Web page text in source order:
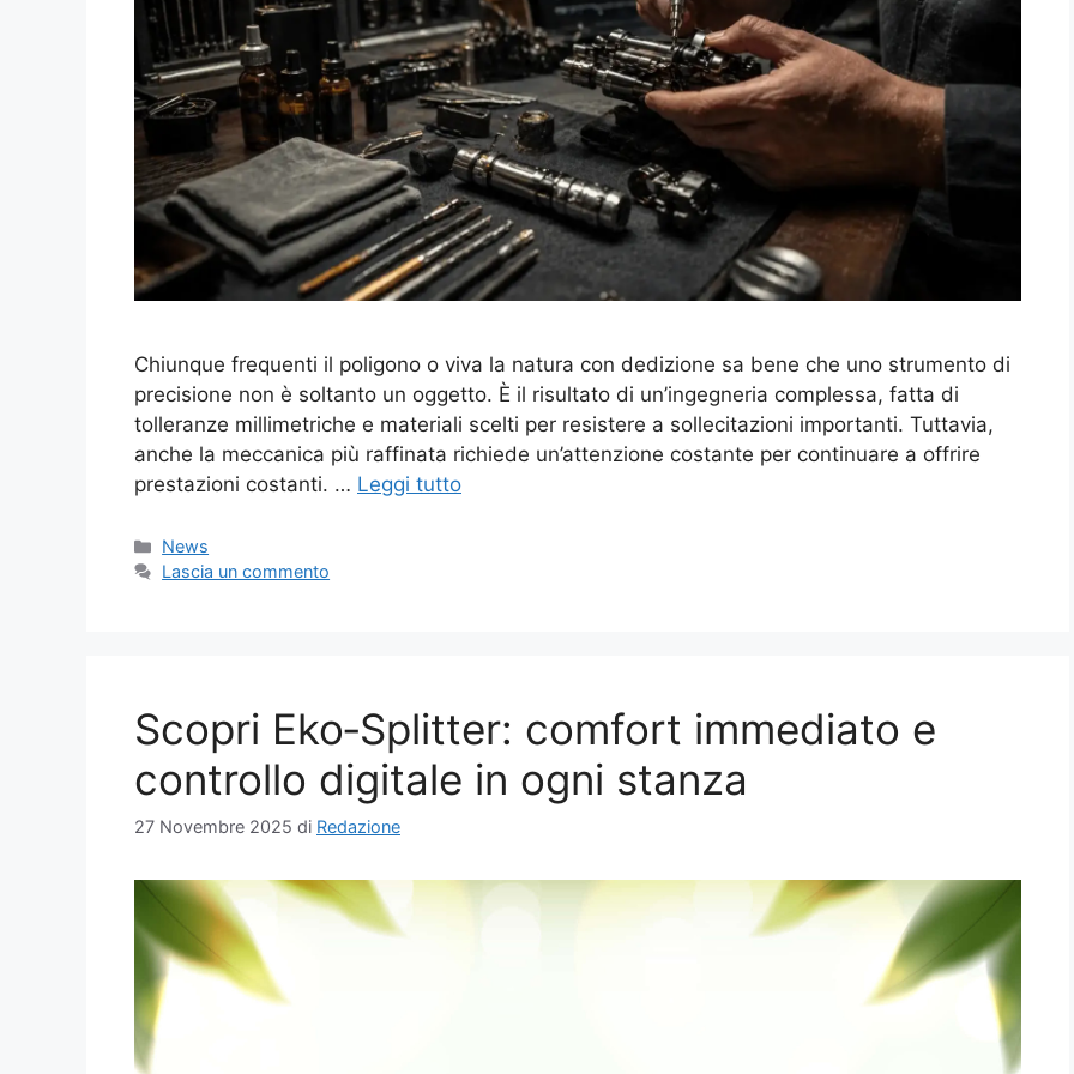
Chiunque frequenti il poligono o viva la natura con dedizione sa bene che uno strumento di
precisione non è soltanto un oggetto. È il risultato di un’ingegneria complessa, fatta di
tolleranze millimetriche e materiali scelti per resistere a sollecitazioni importanti. Tuttavia,
anche la meccanica più raffinata richiede un’attenzione costante per continuare a offrire
prestazioni costanti. … Leggi tutto
Categorie
News
Lascia un commento
Scopri Eko‑Splitter: comfort immediato e
controllo digitale in ogni stanza
27 Novembre 2025 di Redazione